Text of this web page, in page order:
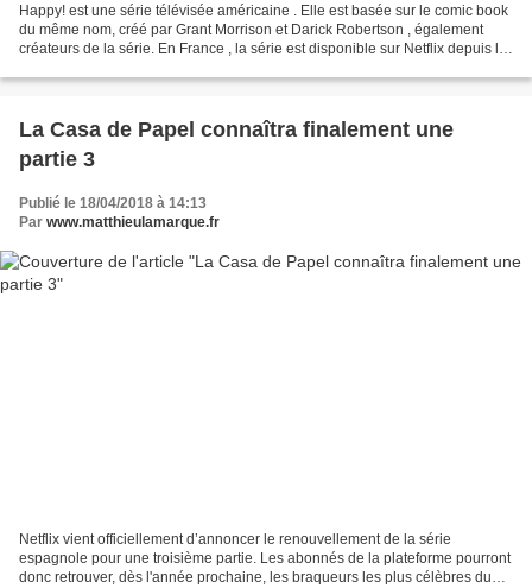
Happy! est une série télévisée américaine . Elle est basée sur le comic book
du même nom, créé par Grant Morrison et Darick Robertson , également
créateurs de la série. En France , la série est disponible sur Netflix depuis le
La Casa de Papel connaîtra finalement une
partie 3
Publié le 18/04/2018 à 14:13
Par www.matthieulamarque.fr
Netflix vient officiellement d’annoncer le renouvellement de la série
espagnole pour une troisième partie. Les abonnés de la plateforme pourront
donc retrouver, dès l'année prochaine, les braqueurs les plus célèbres du